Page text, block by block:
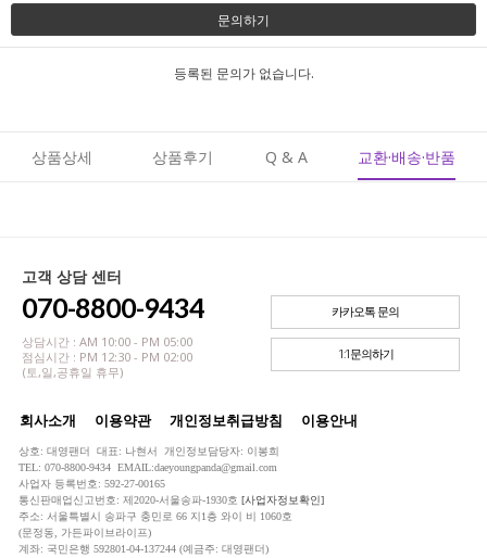
문의하기
등록된 문의가 없습니다.
상품상세 상품후기 Q & A 교환·배송·반품
고객 상담 센터
070-8800-9434
상담시간 : AM 10:00 - PM 05:00
점심시간 : PM 12:30 - PM 02:00
(토,일,공휴일 휴무)
카카오톡 문의
1:1문의하기
회사소개 이용약관 개인정보취급방침 이용안내
상호: 대영팬더 대표: 나현서 개인정보담당자: 이봉희
TEL: 070-8800-9434 EMAIL:daeyoungpanda@gmail.com
사업자 등록번호: 592-27-00165
통신판매업신고번호: 제2020-서울송파-1930호 [사업자정보확인]
주소: 서울특별시 송파구 충민로 66 지1층 와이 비 1060호
(문정동, 가든파이브라이프)
계좌: 국민은행 592801-04-137244 (예금주: 대영팬더)